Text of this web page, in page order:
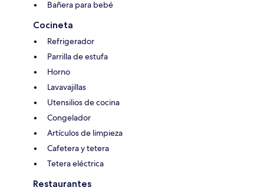
Bañera para bebé
Cocineta
Refrigerador
Parrilla de estufa
Horno
Lavavajillas
Utensilios de cocina
Congelador
Artículos de limpieza
Cafetera y tetera
Tetera eléctrica
Restaurantes